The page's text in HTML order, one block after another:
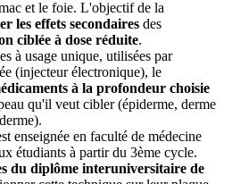
et le foie. L'objectif de la
les effets secondaires des
ciblée à dose réduite.
à usage unique, utilisées par
(injecteur électronique), le
à la profondeur choisie
qu'il veut cibler (épiderme, derme
enseignée en faculté de médecine
étudiants à partir du 3ème cycle.
du diplôme interuniversitaire de